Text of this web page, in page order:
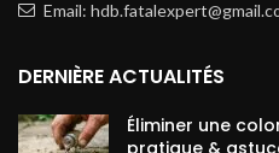
Email:
DERNIÈRE ACTUALITÉS
Éliminer une
pratique &